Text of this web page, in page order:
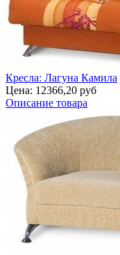
Кресла: Лагуна Камила
Цена: 12366,20 руб
Описание товара